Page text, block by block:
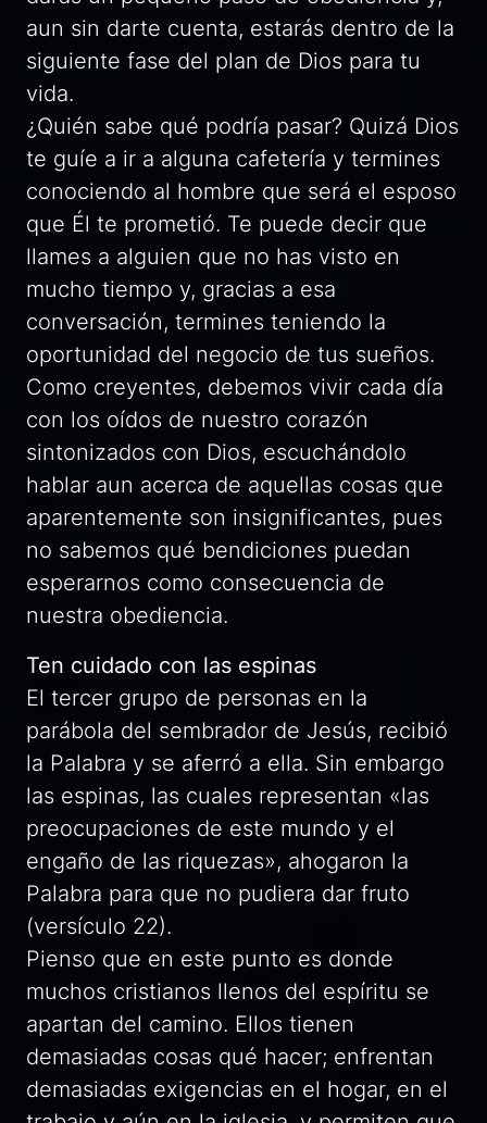
aun sin darte cuenta, estarás dentro de la
siguiente fase del plan de Dios para tu
vida.
¿Quién sabe qué podría pasar? Quizá Dios
te guíe a ir a alguna cafetería y termines
conociendo al hombre que será el esposo
que Él te prometió. Te puede decir que
llames a alguien que no has visto en
mucho tiempo y, gracias a esa
conversación, termines teniendo la
oportunidad del negocio de tus sueños.
Como creyentes, debemos vivir cada día
con los oídos de nuestro corazón
sintonizados con Dios, escuchándolo
hablar aun acerca de aquellas cosas que
aparentemente son insignificantes, pues
no sabemos qué bendiciones puedan
esperarnos como consecuencia de
nuestra obediencia.
Ten cuidado con las espinas
El tercer grupo de personas en la
parábola del sembrador de Jesús, recibió
la Palabra y se aferró a ella. Sin embargo
las espinas, las cuales representan «las
preocupaciones de este mundo y el
engaño de las riquezas», ahogaron la
Palabra para que no pudiera dar fruto
(versículo 22).
Pienso que en este punto es donde
muchos cristianos llenos del espíritu se
apartan del camino. Ellos tienen
demasiadas cosas qué hacer; enfrentan
demasiadas exigencias en el hogar, en el